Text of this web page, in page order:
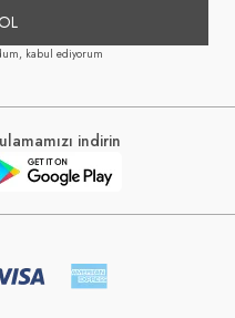
kabul ediyorum
indirin